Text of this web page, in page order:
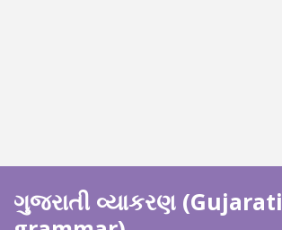
ગુજરાતી વ્યાકરણ (Gujarati